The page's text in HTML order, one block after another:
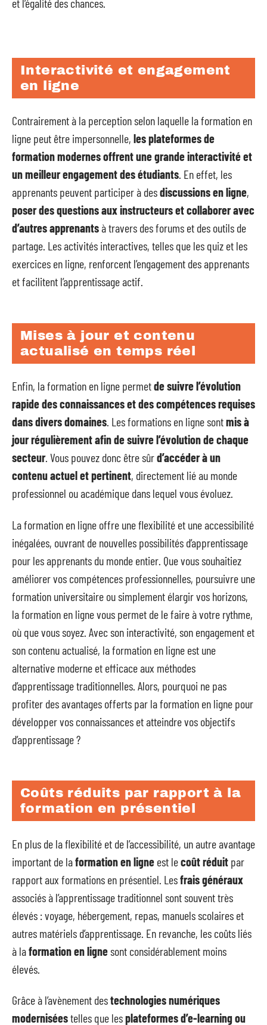
Interactivité et engagement
en ligne
Contrairement à la perception selon laquelle la formation en
ligne peut être impersonnelle, les plateformes de
formation modernes offrent une grande interactivité et
un meilleur engagement des étudiants. En effet, les
apprenants peuvent participer à desdiscussions en ligne,
poser des questions aux instructeurs et collaborer avec
d’autres apprenantsà travers des forums et des outils de
partage. Les activités interactives, telles que les quiz et les
exercices en ligne, renforcent l’engagement des apprenants
et facilitent l’apprentissage actif.
Mises à jour et contenu
actualisé en temps réel
Enfin, la formation en ligne permetde suivre l’évolution
rapide des connaissances et des compétences requises
dans divers domaines. Les formations en ligne sontmis à
jour régulièrement afin de suivre l’évolution de chaque
secteur. Vous pouvez donc être sûrd’accéder à un
contenu actuel et pertinent, directement lié au monde
professionnel ou académique dans lequel vous évoluez.
La formation en ligne offre une flexibilité et une accessibilité
inégalées, ouvrant de nouvelles possibilités d’apprentissage
pour les apprenants du monde entier. Que vous souhaitiez
améliorer vos compétences professionnelles, poursuivre une
formation universitaire ou simplement élargir vos horizons,
la formation en ligne vous permet de le faire à votre rythme,
où que vous soyez. Avec son interactivité, son engagement et
son contenu actualisé, la formation en ligne est une
alternative moderne et efficace aux méthodes
d’apprentissage traditionnelles. Alors, pourquoi ne pas
profiter des avantages offerts par la formation en ligne pour
développer vos connaissances et atteindre vos objectifs
d’apprentissage ?
Coûts réduits par rapport à la
formation en présentiel
En plus de la flexibilité et de l’accessibilité, un autre avantage
important de laformation en ligne est lecoût réduit par
rapport aux formations en présentiel. Lesfrais généraux
associés à l’apprentissage traditionnel sont souvent très
élevés : voyage, hébergement, repas, manuels scolaires et
autres matériels d’apprentissage. En revanche, les coûts liés
à laformation en lignesont considérablement moins
élevés.
Grâce à l’avènement destechnologies numériques
moderniséestelles que lesplateformes d’e-learning ou